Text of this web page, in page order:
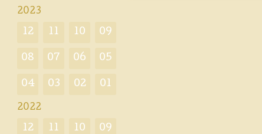
2023
12 11 10 09
08 07 06 05
04 03 02 01
2022
12 11 10 09